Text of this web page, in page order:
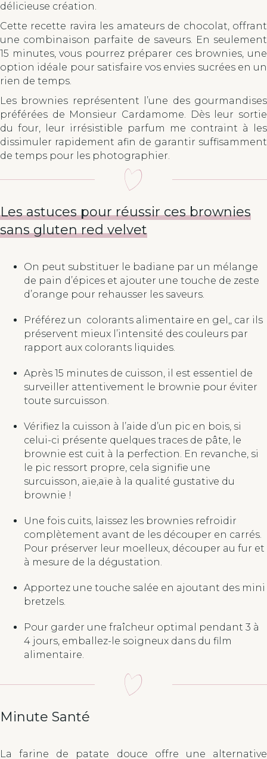
délicieuse création.
Cette recette ravira les amateurs de chocolat, offrant
une combinaison parfaite de saveurs. En seulement
15 minutes, vous pourrez préparer ces brownies, une
option idéale pour satisfaire vos envies sucrées en un
rien de temps.
Les brownies représentent l’une des gourmandises
préférées de Monsieur Cardamome. Dès leur sortie
du four, leur irrésistible parfum me contraint à les
dissimuler rapidement afin de garantir suffisamment
de temps pour les photographier.
Les astuces pour réussir ces brownies
sans gluten red velvet
On peut substituer le badiane par un mélange
de pain d’épices et ajouter une touche de zeste
d’orange pour rehausser les saveurs.
Préférez un colorants alimentaire en gel,, car ils
préservent mieux l’intensité des couleurs par
rapport aux colorants liquides.
Après 15 minutes de cuisson, il est essentiel de
surveiller attentivement le brownie pour éviter
toute surcuisson.
Vérifiez la cuisson à l’aide d’un pic en bois, si
celui-ci présente quelques traces de pâte, le
brownie est cuit à la perfection. En revanche, si
le pic ressort propre, cela signifie une
surcuisson, aïe,aïe à la qualité gustative du
brownie !
Une fois cuits, laissez les brownies refroidir
complètement avant de les découper en carrés.
Pour préserver leur moelleux, découper au fur et
à mesure de la dégustation.
Apportez une touche salée en ajoutant des mini
bretzels.
Pour garder une fraîcheur optimal pendant 3 à
4 jours, emballez-le soigneux dans du film
alimentaire.
Minute Santé
La farine de patate douce offre une alternative